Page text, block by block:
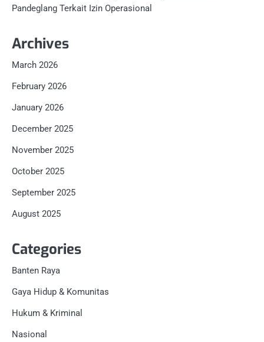
Pandeglang Terkait Izin Operasional
Archives
March 2026
February 2026
January 2026
December 2025
November 2025
October 2025
September 2025
August 2025
Categories
Banten Raya
Gaya Hidup & Komunitas
Hukum & Kriminal
Nasional